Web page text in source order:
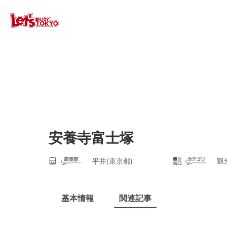
安養寺富士塚
平井(東京都) 観
基本情報 関連記事